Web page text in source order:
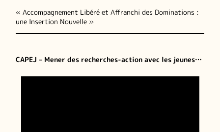
« Accompagnement Libéré et Affranchi des Dominations :
une Insertion Nouvelle »
CAPEJ – Mener des recherches-action avec les jeunes…